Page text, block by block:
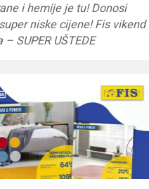
i hemije je tu! Donosi
niske cijene! Fis vikend
– SUPER UŠTEDE